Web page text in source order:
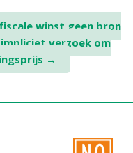
winst geen bron
verzoek om
→